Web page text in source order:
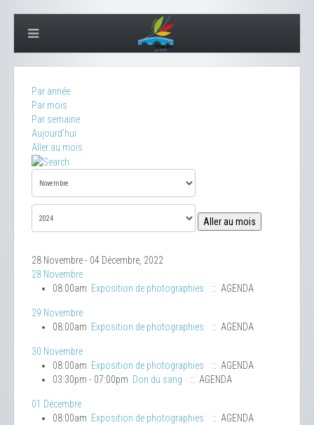
Par année
Par mois
Par semaine
Aujourd'hui
Aller au mois
Aller au mois
28 Novembre - 04 Décembre, 2022
28 Novembre
08:00am Exposition de photographies :: AGENDA
29 Novembre
08:00am Exposition de photographies :: AGENDA
30 Novembre
08:00am Exposition de photographies
:: AGENDA
03:30pm - 07:00pm Don du sang :: AGENDA
01 Décembre
08:00am Exposition de photographies :: AGENDA